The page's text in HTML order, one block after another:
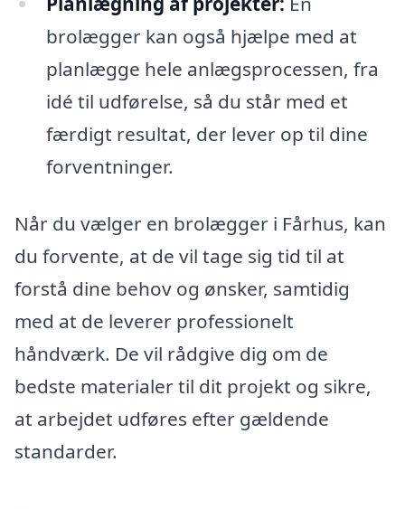
brolægger kan også hjælpe med at
planlægge hele anlægsprocessen, fra
idé til udførelse, så du står med et
færdigt resultat, der lever op til dine
forventninger.
Når du vælger en brolægger i Fårhus, kan
du forvente, at de vil tage sig tid til at
forstå dine behov og ønsker, samtidig
med at de leverer professionelt
håndværk. De vil rådgive dig om de
bedste materialer til dit projekt og sikre,
at arbejdet udføres efter gældende
standarder.